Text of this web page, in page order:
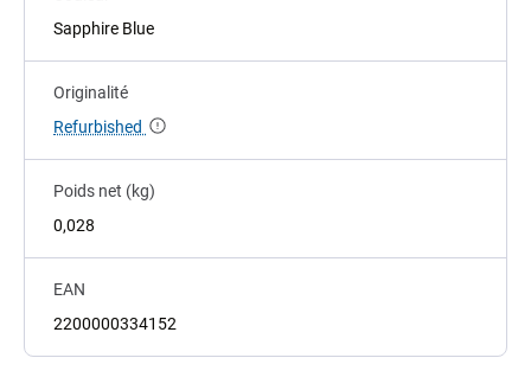
Sapphire Blue
Originalité
Refurbished
Poids net (kg)
0,028
EAN
2200000334152